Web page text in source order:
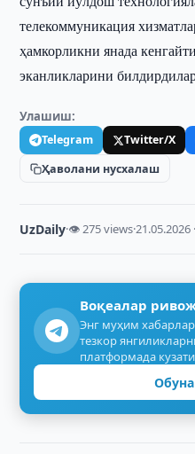
телекоммуникация
ҳамкорликни янада
эканликларини
Улашиш:
Telegram Twitter/X
Ҳаволани нусхалаш
UzDaily·👁 275 views·21.05.2026
Воқеалар
Энг муҳим
тезкор
платформада